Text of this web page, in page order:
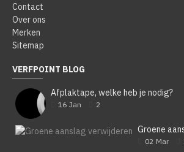
Contact
Over ons
Merken
Sitemap
VERFPOINT BLOG
Afplaktape, welke heb je nodig?
16 Jan 2
Groene
02 Mar